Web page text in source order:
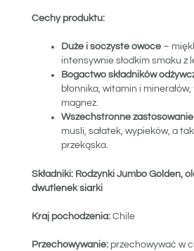
Cechy produktu:
Duże i soczyste owoce –
intensywnie słodkim smaku z
Bogactwo składników
błonnika, witamin i
magnez.
Wszechstronne zastosowanie
musli, sałatek, wypieków, a
przekąska.
Składniki: Rodzynki Jumbo Golden,
dwutlenek siarki
Kraj pochodzenia: Chile
Przechowywanie: przechowywać w